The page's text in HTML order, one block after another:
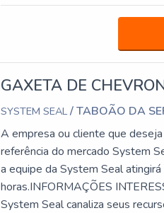
possível encontr...
GAXETA DE
SYSTEM SEAL/ TABOÃO DA
A empresa ou cliente que
referência do mercado System
a equipe da System Seal
horas.INFORMAÇÕES
System Seal canaliza seus